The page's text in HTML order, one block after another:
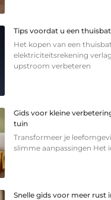
Tips voordat u een
Het kopen van een
elektriciteitsrekening
upstroom verbeteren
Gids voor kleine
tuin
Transformeer je
slimme aanpassingen Het
Snelle gids voor meer rust